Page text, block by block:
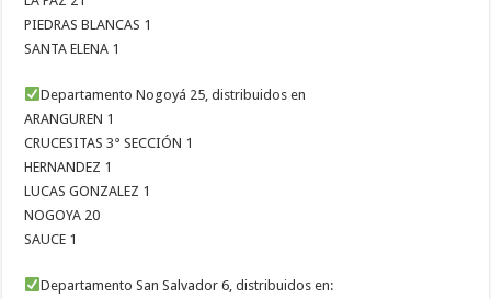
PIEDRAS BLANCAS 1
SANTA ELENA 1
Departamento Nogoyá 25, distribuidos en
ARANGUREN 1
CRUCESITAS 3° SECCIÓN 1
HERNANDEZ 1
LUCAS GONZALEZ 1
NOGOYA 20
SAUCE 1
Departamento San Salvador 6, distribuidos en: